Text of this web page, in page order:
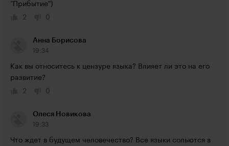
"Прибытие")
2
0
Анна Борисова
19:34
Как вы относитесь к цензуре языка? Влияет ли это на его
развитие?
2
0
Олеся Новикова
19:33
Что ждет в будущем человечество? Все языки сольются в